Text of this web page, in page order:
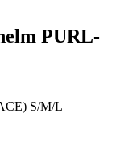
PURL-